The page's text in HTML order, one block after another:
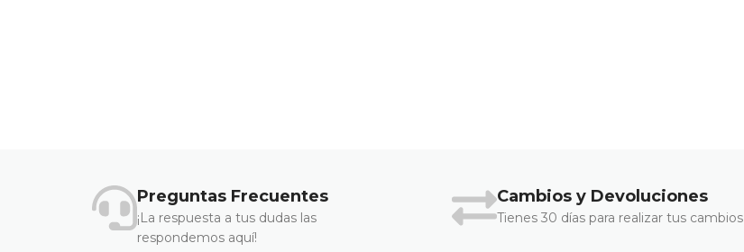
Preguntas Frecuentes
¡La respuesta a tus dudas las
respondemos aquí!
Cambios y Devoluciones
Tienes 30 días para realizar tus cambios